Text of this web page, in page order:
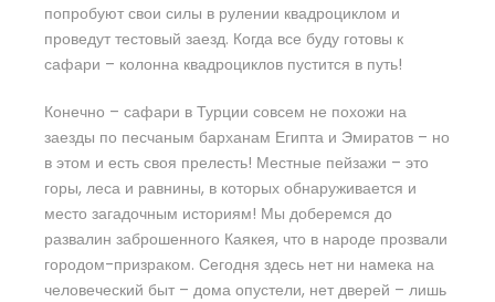
попробуют свои силы в рулении квадроциклом и
проведут тестовый заезд. Когда все буду готовы к
сафари – колонна квадроциклов пустится в путь!
Конечно – сафари в Турции совсем не похожи на
заезды по песчаным барханам Египта и Эмиратов – но
в этом и есть своя прелесть! Местные пейзажи – это
горы, леса и равнины, в которых обнаруживается и
место загадочным историям! Мы доберемся до
развалин заброшенного Каякея, что в народе прозвали
городом-призраком. Сегодня здесь нет ни намека на
человеческий быт – дома опустели, нет дверей – лишь